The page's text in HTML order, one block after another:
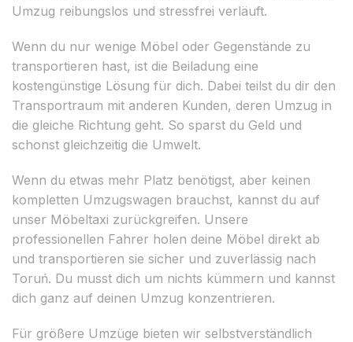
Umzug reibungslos und stressfrei verläuft.
Wenn du nur wenige Möbel oder Gegenstände zu
transportieren hast, ist die Beiladung eine
kostengünstige Lösung für dich. Dabei teilst du dir den
Transportraum mit anderen Kunden, deren Umzug in
die gleiche Richtung geht. So sparst du Geld und
schonst gleichzeitig die Umwelt.
Wenn du etwas mehr Platz benötigst, aber keinen
kompletten Umzugswagen brauchst, kannst du auf
unser Möbeltaxi zurückgreifen. Unsere
professionellen Fahrer holen deine Möbel direkt ab
und transportieren sie sicher und zuverlässig nach
Toruń. Du musst dich um nichts kümmern und kannst
dich ganz auf deinen Umzug konzentrieren.
Für größere Umzüge bieten wir selbstverständlich